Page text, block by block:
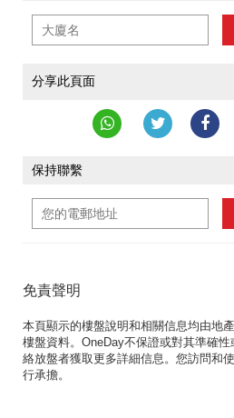
分享此頁面
保持聯繫
免責聲明
本頁顯示的樓盤說明和相關信息均由地
樓盤資料。OneDay不保證或對其準確
絡放盤者獲取更多詳細信息。您訪問和
行承擔。